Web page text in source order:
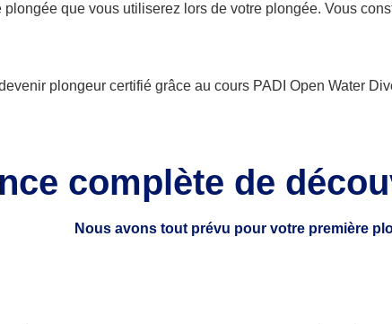
que vous utiliserez lors de votre plongée. Vous
plongeur certifié grâce au cours PADI Open Water
complète de
Nous avons tout prévu pour votre première